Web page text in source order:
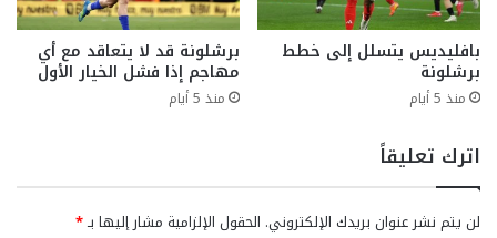
بافليديس يتسلل إلى خطط
برشلونة
منذ 5 أيام
برشلونة قد لا يتعاقد مع أي
مهاجم إذا فشل الخيار الأول
منذ 5 أيام
اترك تعليقاً
لن يتم نشر عنوان بريدك الإلكتروني. الحقول الإلزامية مشار إليها بـ*